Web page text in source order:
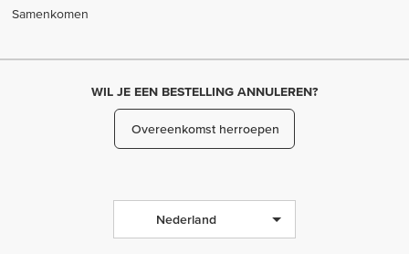
Samenkomen
WIL JE EEN BESTELLING ANNULEREN?
Overeenkomst herroepen
Nederland